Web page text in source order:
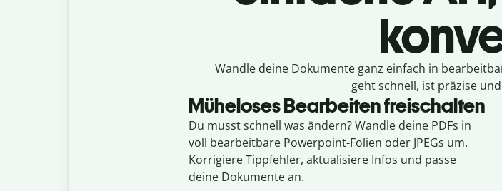
Wandle deine Dokumente ganz einfach in
geht schnell, ist präzise
Müheloses Bearbeiten freischalten
Du musst schnell was ändern? Wandle deine PDFs in
voll bearbeitbare Powerpoint-Folien oder JPEGs um.
Korrigiere Tippfehler, aktualisiere Infos und passe
deine Dokumente an.